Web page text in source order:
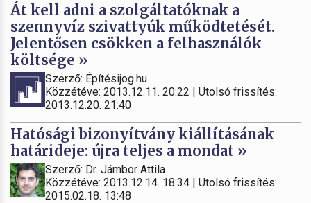
Át kell adni a szolgáltatóknak a
szennyvíz szivattyúk működtetését.
Jelentősen csökken a felhasználók
költsége »
Szerző: Építésijog.hu
Közzétéve: 2013.12.11. 20:22 | Utolsó frissítés:
2013.12.20. 21:40
Hatósági bizonyítvány kiállításának
határideje: újra teljes a mondat »
Szerző: Dr. Jámbor Attila
Közzétéve: 2013.12.14. 18:34 | Utolsó frissítés:
2015.02.18. 13:48